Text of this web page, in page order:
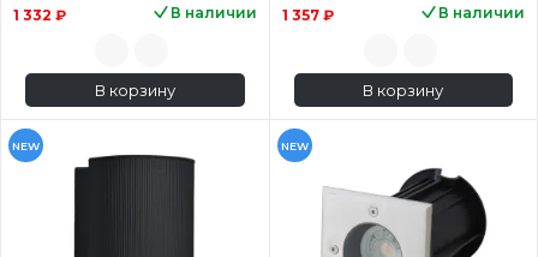
1 332 ₽
В наличии
В корзину
1 357 ₽
В наличии
В корзину
NEW NEW